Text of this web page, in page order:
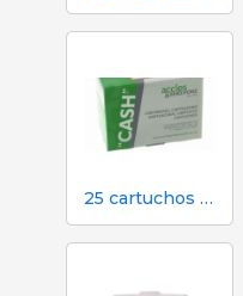
25 cartuchos laranja calibre para atordoamento em dinheiro em matadouro